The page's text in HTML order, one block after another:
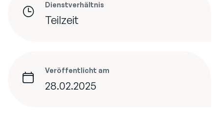
Dienstverhältnis
Teilzeit
Veröffentlicht am
28.02.2025